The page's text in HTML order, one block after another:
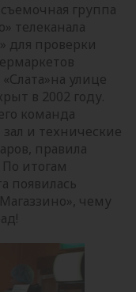
группа
телеканала
для проверки
улице
в 2002 году.
команда
и технические
правила
итогам
появилась
чему